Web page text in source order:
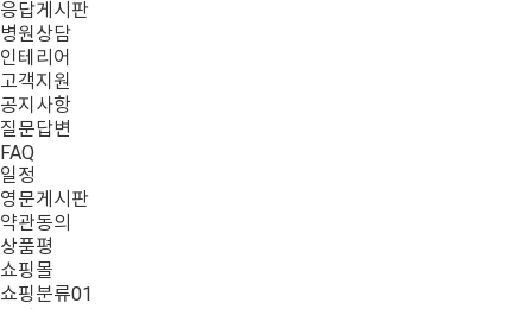
응답게시판
병원상담
인테리어
고객지원
공지사항
질문답변
FAQ
일정
영문게시판
약관동의
상품평
쇼핑몰
쇼핑분류01